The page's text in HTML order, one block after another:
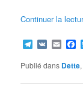
Continuer la
Telegram
VK
Publié dans Dette,